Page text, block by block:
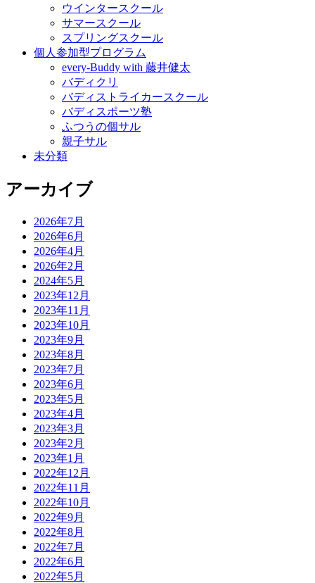
ウインタースクール
サマースクール
スプリングスクール
個人参加型プログラム
every-Buddy with 藤井健太
バディクリ
バディストライカースクール
バディスポーツ塾
ふつうの個サル
親子サル
未分類
アーカイブ
2026年7月
2026年6月
2026年4月
2026年2月
2024年5月
2023年12月
2023年11月
2023年10月
2023年9月
2023年8月
2023年7月
2023年6月
2023年5月
2023年4月
2023年3月
2023年2月
2023年1月
2022年12月
2022年11月
2022年10月
2022年9月
2022年8月
2022年7月
2022年6月
2022年5月